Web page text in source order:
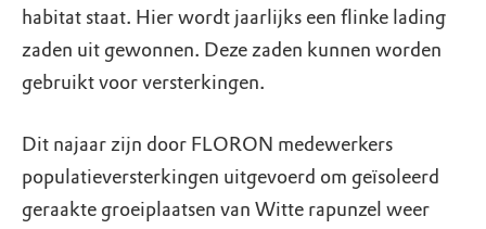
habitat staat. Hier wordt jaarlijks een flinke lading
zaden uit gewonnen. Deze zaden kunnen worden
gebruikt voor versterkingen.
Dit najaar zijn door FLORON medewerkers
populatieversterkingen uitgevoerd om geïsoleerd
geraakte groeiplaatsen van Witte rapunzel weer